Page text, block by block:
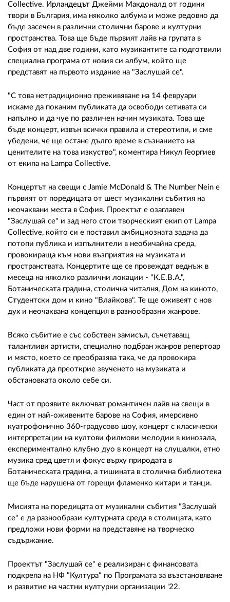
Collective. Ирландецът Джейми Макдоналд от години
твори в България, има няколко албума и може редовно да
бъде засечен в различни столични барове и културни
пространства. Това ще бъде първият лайв на групата в
София от над две години, като музикантите са подготвили
специална програма от новия си албум, който ще
представят на първото издание на "Заслушай се".
"С това нетрадиционно преживяване на 14 февруари
искаме да поканим публиката да освободи сетивата си
напълно и да чуе по различен начин музиката. Това ще
бъде концерт, извън всички правила и стереотипи, и сме
убедени, че ще остане дълго време в съзнанието на
ценителите на това изкуство", коментира Никул Георгиев
от екипа на Lampa Collective.
Концертът на свещи с Jamie McDonald & The Number Nein е
първият от поредицата от шест музикални събития на
неочаквани места в София. Проектът е озаглавен
"Заслушай се" и зад него стои творческият екип от Lampa
Collective, който си е поставил амбициозната задача да
потопи публика и изпълнители в необичайна среда,
провокираща към нови възприятия на музиката и
пространствата. Концертите ще се провеждат веднъж в
месеца на няколко различни локации - "К.Е.В.А.",
Ботаническата градина, столична читалня, Дом на киното,
Студентски дом и кино "Влайкова". Те ще оживеят с нов
дух и неочаквана концепция в разнообразни жанрове.
Всяко събитие е със собствен замисъл, съчетаващ
талантливи артисти, специално подбран жанров репертоар
и място, което се преобразява така, че да провокира
публиката да преоткрие звученето на музиката и
обстановката около себе си.
Част от проявите включват романтичен лайв на свещи в
един от най-оживените барове на София, имерсивно
куатрофонично 360-градусово шоу, концерт с класически
интерпретации на култови филмови мелодии в кинозала,
експериментално клубно дуо в концерт на слушалки, етно
музика сред цветя и фокус върху природата в
Ботаническата градина, а тишината в столична библиотека
ще бъде нарушена от горещи фламенко китари и танци.
Мисията на поредицата от музикални събития "Заслушай
се" е да разнообрази културната среда в столицата, като
предложи нови форми на представяне на творческо
съдържание.
Проектът "Заслушай се" е реализиран с финансовата
подкрепа на НФ "Култура" по Програмата за възстановяване
и развитие на частни културни организации '22.